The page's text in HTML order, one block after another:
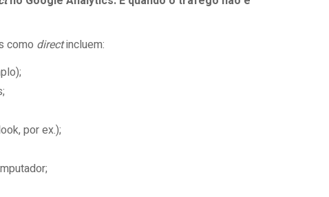
como directincluem:
por ex.);